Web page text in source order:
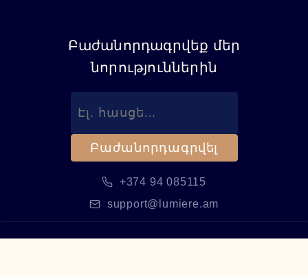
Բաժանորդագրվեք մեր
նորություններին
Բաժանորդագրվել
+374 94 085115
support@lumiere.am